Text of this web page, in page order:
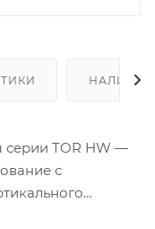
TOR HW —
с